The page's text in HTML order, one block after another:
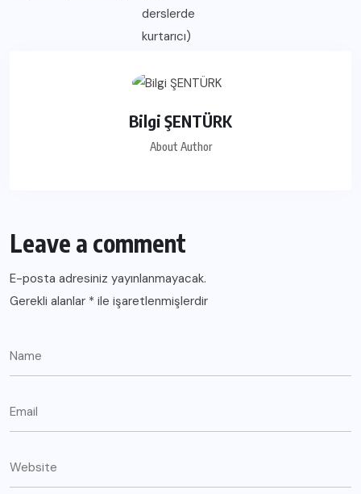
Bilgi ŞENTÜRK
About Author
Leave a comment
E-posta adresiniz yayınlanmayacak.
Gerekli alanlar * ile işaretlenmişlerdir